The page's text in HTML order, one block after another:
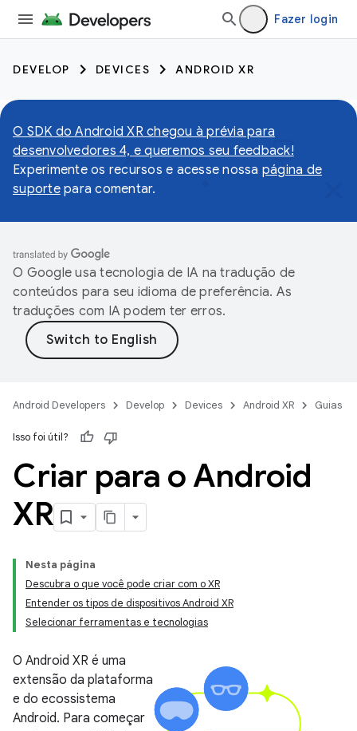
Fazer login
DEVELOP DEVICES ANDROID XR
O SDK do Android XR chegou à prévia para
desenvolvedores 4, e queremos seu feedback!
Experimente os recursos e acesse nossa página de
suportepara comentar.
O Google usa tecnologia de IA na tradução de
conteúdos para seu idioma de preferência. As
traduções com IA podem ter erros.
Android Developers Develop Devices Android XR Guias
Isso foi útil?
Criar para o Android
XR
Nesta página
Descubra o que você pode criar com o XR
Entender os tipos de dispositivos Android XR
Selecionar ferramentas e tecnologias
O Android XR é uma
extensão da plataforma
e do ecossistema
Android. Para começar